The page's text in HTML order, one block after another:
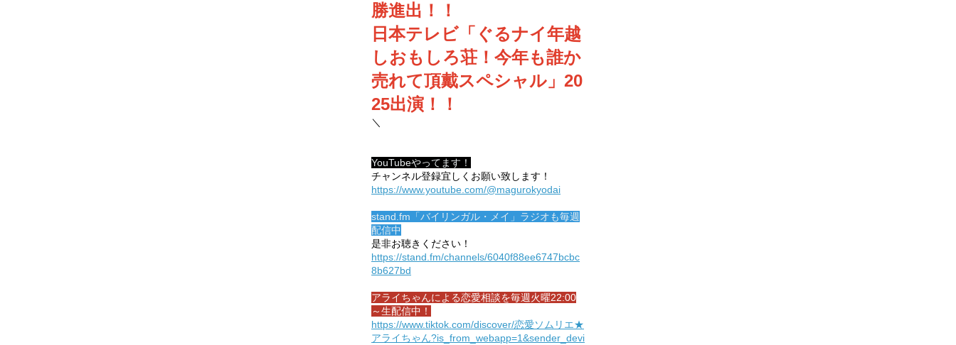
勝進出！！
日本テレビ「ぐるナイ年越
しおもしろ荘！今年も誰か
売れて頂戴スペシャル 」20
25出演！！
＼
YouTubeやってます！
チャンネル登録宜しくお願い致します！
https://www.youtube.com/@magurokyodai
stand.fm「バイリンガル・メイ」ラジオも毎週
配信中
是非お聴きください！
https://stand.fm/channels/6040f88ee6747bcbc
8b627bd
アライちゃんによる恋愛相談を毎週火曜22:00
～生配信中！
https://www.tiktok.com/discover/恋愛ソムリエ★
アライちゃん?is_from_webapp=1&sender_devi